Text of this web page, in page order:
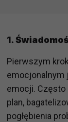
1.
Pierwszym
emocjonalnym
emocji. Często
plan,
pogłębienia